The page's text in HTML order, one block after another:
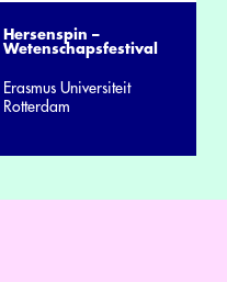
Hersenspin –
Wetenschapsfestival
Erasmus Universiteit
Rotterdam